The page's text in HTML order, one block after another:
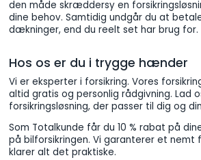
den måde skræddersy en
dine behov. Samtidig undgår du at
dækninger, end du reelt set har brug for.
Hos os er du i trygge hænder
Vi er eksperter i forsikring. Vores
altid gratis og personlig rådgivning. Lad
forsikringsløsning, der passer til dig og
Som Totalkunde får du 10 % rabat på
på bilforsikringen. Vi garanterer et nemt
klarer alt det praktiske.